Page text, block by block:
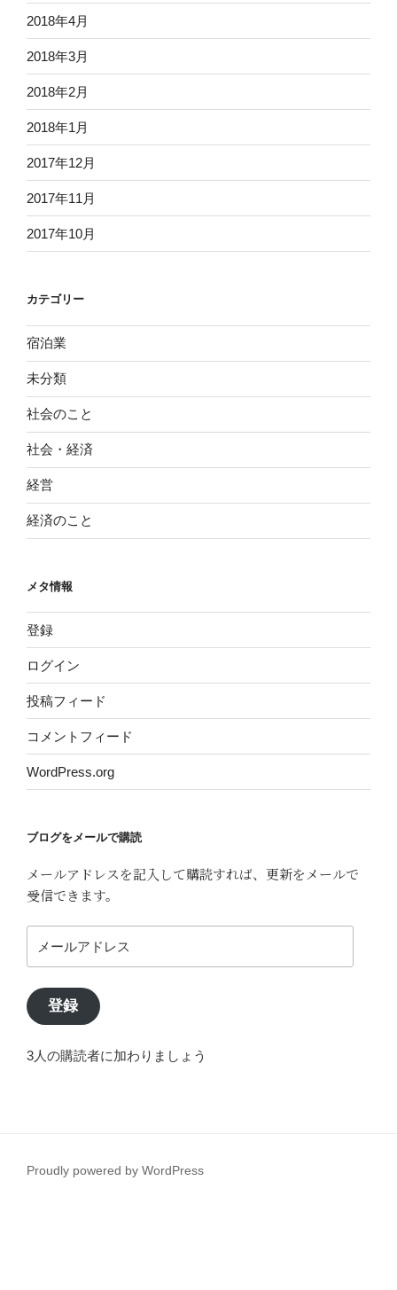
2018年4月
2018年3月
2018年2月
2018年1月
2017年12月
2017年11月
2017年10月
カテゴリー
宿泊業
未分類
社会のこと
社会・経済
経営
経済のこと
メタ情報
登録
ログイン
投稿フィード
コメントフィード
WordPress.org
ブログをメールで購読
メールアドレスを記入して購読すれば、更新をメールで
受信できます。
ー
ア
ド
ス
登録
3人の購読者に加わりましょう
Proudly powered by WordPress